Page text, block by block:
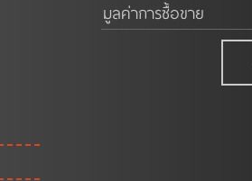
มูลค่าการซื้อขาย